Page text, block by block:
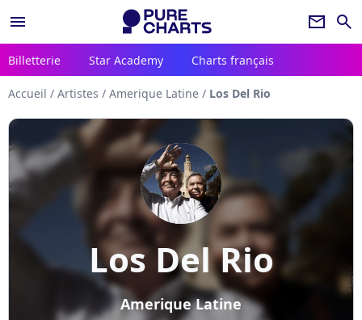
menu newsletter search
Billetterie Star Academy Charts français
Accueil / Artistes / Amerique Latine / Los Del Rio
Los Del Rio
Amerique Latine